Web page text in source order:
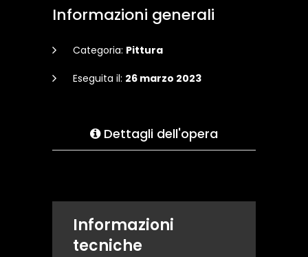
Informazioni generali
Categoria: Pittura
Eseguita il: 26 marzo 2023
Dettagli dell'opera
Informazioni
tecniche